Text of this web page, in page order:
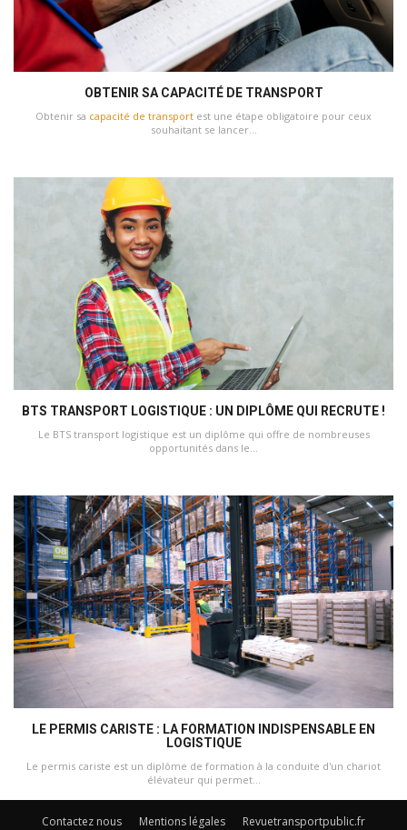
OBTENIR SA CAPACITÉ DE TRANSPORT
Obtenir sa capacité de transport est une étape obligatoire pour ceux
souhaitant se lancer...
BTS TRANSPORT LOGISTIQUE : UN DIPLÔME QUI RECRUTE !
Le BTS transport logistique est un diplôme qui offre de nombreuses
opportunités dans le...
LE PERMIS CARISTE : LA FORMATION INDISPENSABLE EN
LOGISTIQUE
Le permis cariste est un diplôme de formation à la conduite d'un chariot
élévateur qui permet...
Contactez nous Mentions légales Revuetransportpublic.fr